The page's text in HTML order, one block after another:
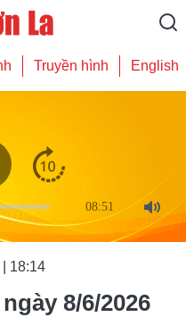
Truyền hình English
08:51
Mute
18:14
8/6/2026